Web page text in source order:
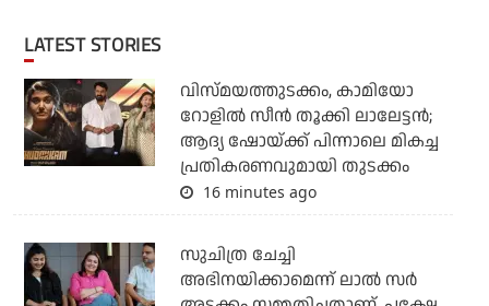
LATEST STORIES
വിസ്മയത്തുടക്കം, കാമിയോ
റോളില്‍ സീന്‍ തൂക്കി ലാലേട്ടന്‍;
ആദ്യ ഷോയ്ക്ക് പിന്നാലെ മികച്ച
പ്രതികരണവുമായി തുടക്കം
16 minutes ago
സുചിത്ര ചേച്ചി
അഭിനയിക്കാമെന്ന് ലാല്‍ സര്‍